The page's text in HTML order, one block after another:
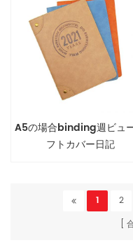
A5の場合binding週ビュ
フトカバー日記
1 2